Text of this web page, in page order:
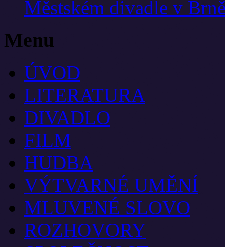
Městském divadle v
Menu
ÚVOD
LITERATURA
DIVADLO
FILM
HUDBA
VÝTVARNÉ UMĚNÍ
MLUVENÉ SLOVO
ROZHOVORY